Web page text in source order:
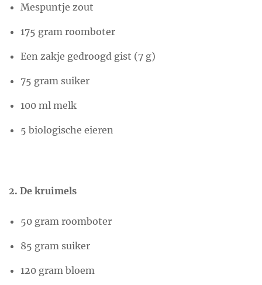
Mespuntje zout
175 gram roomboter
Een zakje gedroogd gist (7 g)
75 gram suiker
100 ml melk
5 biologische eieren
2. De kruimels
50 gram roomboter
85 gram suiker
120 gram bloem